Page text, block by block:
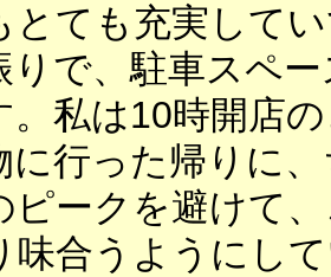
とても充実して
りで、駐車スペ
。私は10時開店
に行った帰りに
ピークを避けて
味合うようにし